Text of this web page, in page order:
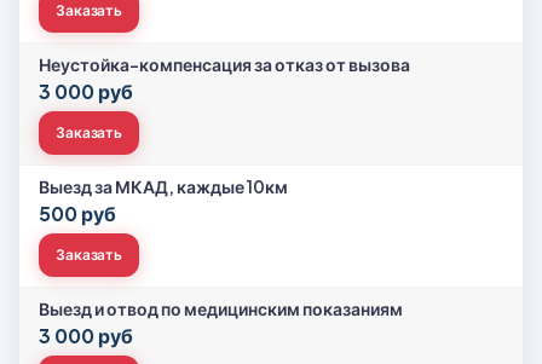
Заказать
Неустойка-компенсация за отказ от вызова
3 000 руб
Заказать
Выезд за МКАД, каждые 10км
500 руб
Заказать
Выезд и отвод по медицинским показаниям
3 000 руб